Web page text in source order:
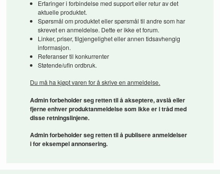
Erfaringer i forbindelse med support eller retur av det
aktuelle produktet.
Spørsmål om produktet eller spørsmål til andre som har
skrevet en anmeldelse. Dette er ikke et forum.
Linker, priser, tilgjengelighet eller annen tidsavhengig
informasjon.
Referanser til konkurrenter
Støtende/ufin ordbruk.
Du må ha kjøpt varen for å skrive en anmeldelse.
Admin forbeholder seg retten til å akseptere, avslå eller
fjerne enhver produktanmeldelse som ikke er i tråd med
disse retningslinjene.
Admin forbeholder seg retten til å publisere anmeldelser
i for eksempel annonsering.